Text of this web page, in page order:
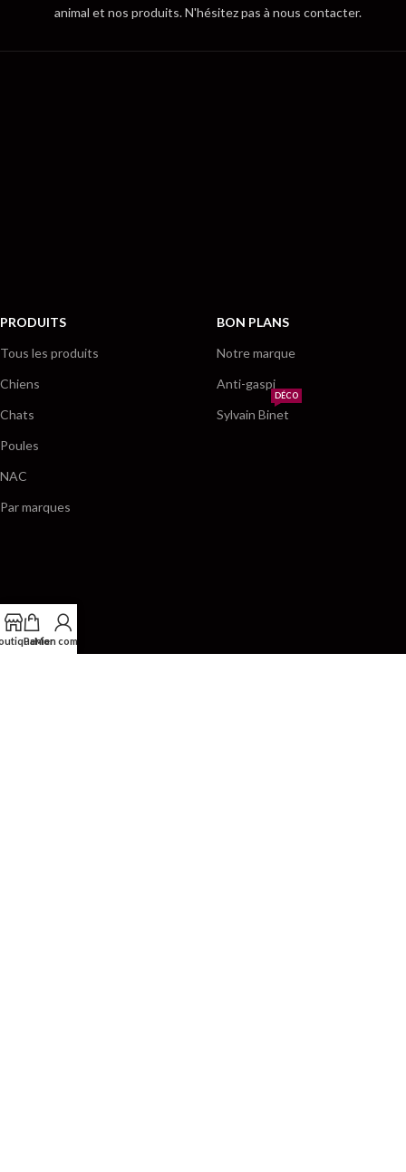
animal et nos produits. N'hésitez pas à nous contacter.
PRODUITS
Tous les produits
Chiens
Chats
Poules
NAC
Par marques
BON PLANS
Notre marque
Anti-gaspi
Sylvain Binet
DÉCO
Panier
Mon compte